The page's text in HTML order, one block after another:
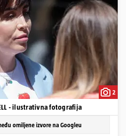
2
- ilustrativna fotografija
omiljene izvore na Googleu